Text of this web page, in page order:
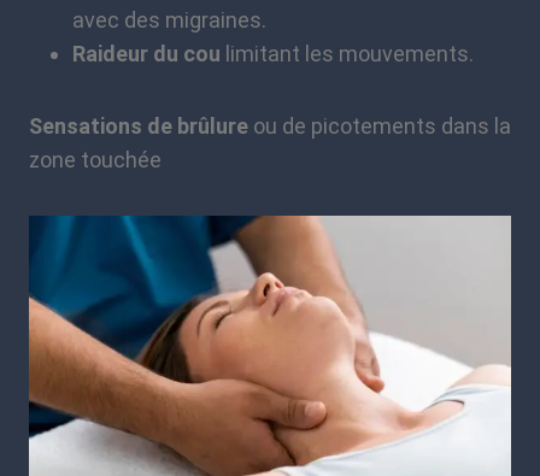
avec des migraines.
Raideur du cou limitant les mouvements.
Sensations de brûlure ou de picotements dans la
zone touchée